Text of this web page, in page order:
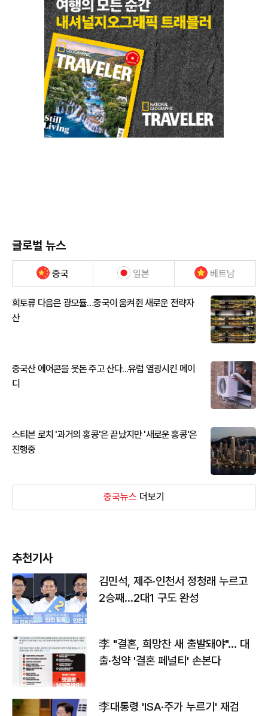
글로벌 뉴스
중국 일본 베트남
희토류 다음은 광모듈…중국이 움켜쥔 새로운 전략자
산
중국산 에어콘을 웃돈 주고 산다...유럽 열광시킨 메이
디
스티븐 로치 '과거의 홍콩'은 끝났지만 '새로운 홍콩'은
진행중
중국뉴스 더보기
추천기사
김민석, 제주·인천서 정청래 누르고
2승째…2대1 구도 완성
李 "결혼, 희망찬 새 출발돼야"… 대
출·청약 '결혼 페널티' 손본다
李대통령 'ISA·주가 누르기' 재검